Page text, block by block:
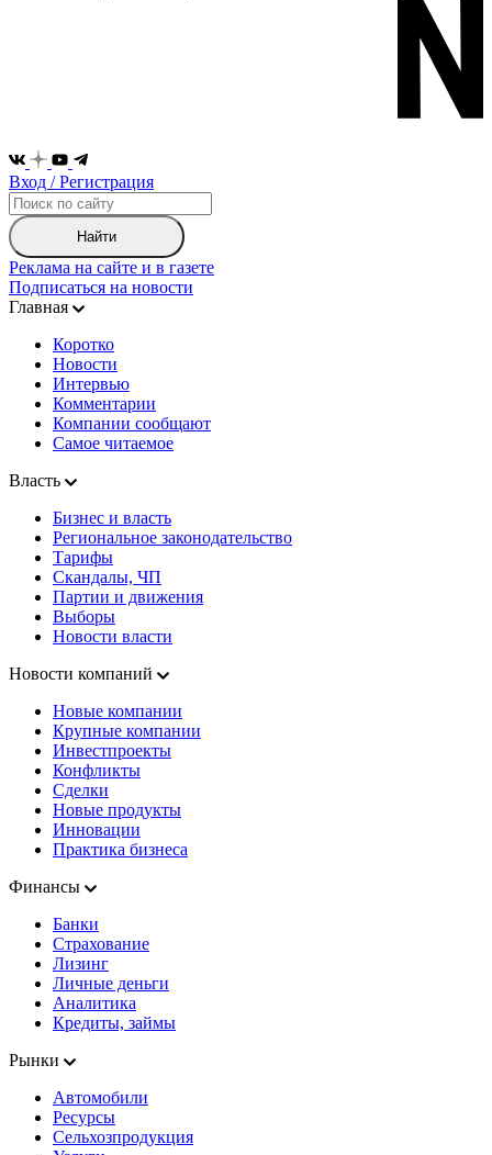
Вход / Регистрация
Найти
Реклама на сайте и в газете
Подписаться на новости
Главная
Коротко
Новости
Интервью
Комментарии
Компании сообщают
Самое читаемое
Власть
Бизнес и власть
Региональное законодательство
Тарифы
Скандалы, ЧП
Партии и движения
Выборы
Новости власти
Новости компаний
Новые компании
Крупные компании
Инвестпроекты
Конфликты
Сделки
Новые продукты
Инновации
Практика бизнеса
Финансы
Банки
Страхование
Лизинг
Личные деньги
Аналитика
Кредиты, займы
Рынки
Автомобили
Ресурсы
Сельхозпродукция